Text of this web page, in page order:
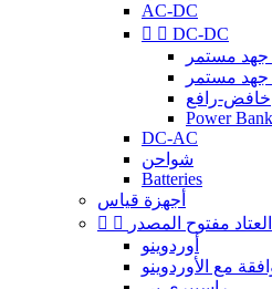
AC-DC
  DC-DC
جهد مستمر
مستمر
خافض-رافع
Power
DC-AC
شواحن
Batteries
أجهزة قياس
 
العتاد مفتوح المصدر
أوردوينو
مع الأوردوينو